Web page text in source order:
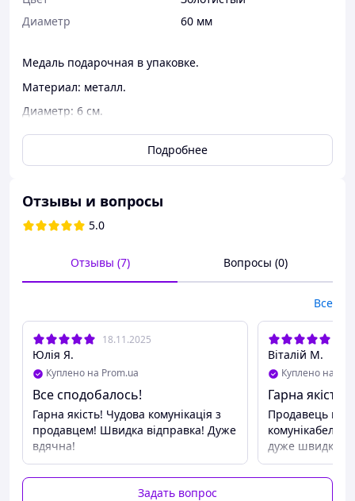
Диаметр
60 мм
Медаль подарочная в упаковке.
Материал: металл.
Диаметр: 6 см.
Комплект: медаль, ленточка, коробка.
Подробнее
Отзывы и вопросы
5.0
Отзывы (7) Вопросы (0)
Все
18.11.2025
Юлія Я.
Куплено на Prom.ua
Все сподобалось!
Гарна якість! Чудова комунікація з
продавцем! Швидка відправка! Дуже
вдячна!
Віталій М.
Куплено на
Гарна якість,
Продавець
дуже швидка,
Задать вопрос